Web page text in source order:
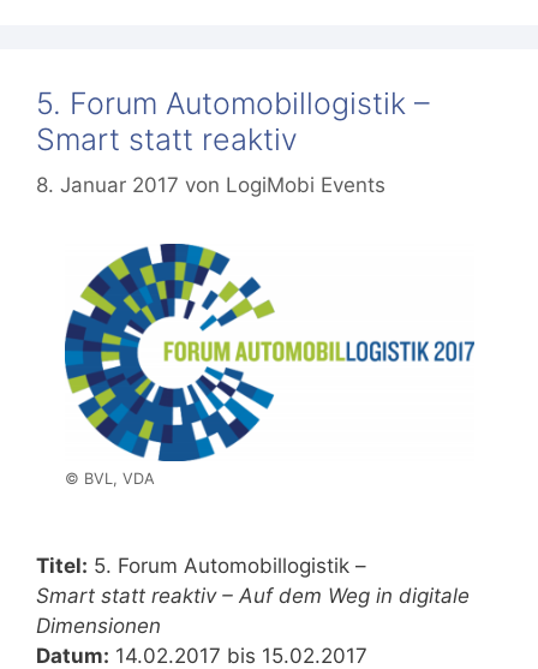
5. Forum Automobillogistik –
Smart statt reaktiv
8. Januar 2017 von LogiMobi Events
© BVL, VDA
Titel: 5. Forum Automobillogistik –
Smart statt reaktiv – Auf dem Weg in digitale
Dimensionen
Datum: 14.02.2017 bis 15.02.2017